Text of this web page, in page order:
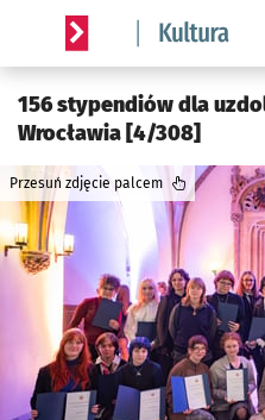
Serwis informacyjny
156 stypendiów dla
Wrocławia [4/308]
Przesuń zdjęcie palcem